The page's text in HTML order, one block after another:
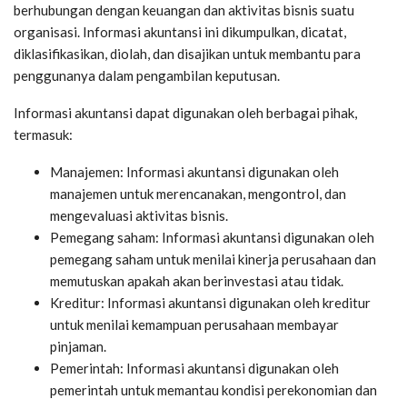
berhubungan dengan keuangan dan aktivitas bisnis suatu
organisasi. Informasi akuntansi ini dikumpulkan, dicatat,
diklasifikasikan, diolah, dan disajikan untuk membantu para
penggunanya dalam pengambilan keputusan.
Informasi akuntansi dapat digunakan oleh berbagai pihak,
termasuk:
Manajemen: Informasi akuntansi digunakan oleh
manajemen untuk merencanakan, mengontrol, dan
mengevaluasi aktivitas bisnis.
Pemegang saham: Informasi akuntansi digunakan oleh
pemegang saham untuk menilai kinerja perusahaan dan
memutuskan apakah akan berinvestasi atau tidak.
Kreditur: Informasi akuntansi digunakan oleh kreditur
untuk menilai kemampuan perusahaan membayar
pinjaman.
Pemerintah: Informasi akuntansi digunakan oleh
pemerintah untuk memantau kondisi perekonomian dan